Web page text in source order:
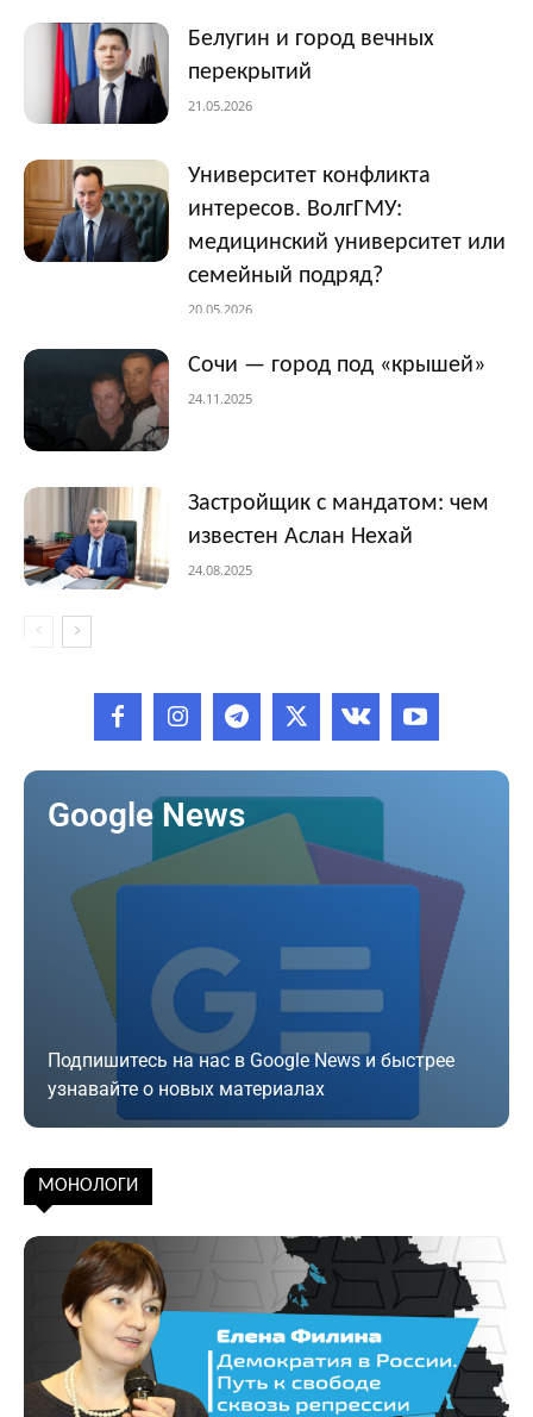
Белугин и город вечных
перекрытий
21.05.2026
Университет конфликта
интересов. ВолгГМУ:
медицинский университет или
семейный подряд?
20.05.2026
Сочи — город под «крышей»
24.11.2025
Застройщик с мандатом: чем
известен Аслан Нехай
24.08.2025
Google News
Подпишитесь на нас в Google News и быстрее
узнавайте о новых материалах
Подписаться
МОНОЛОГИ